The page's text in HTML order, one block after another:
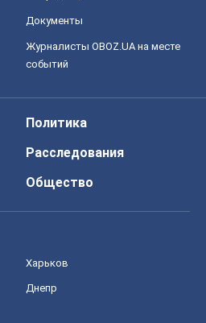
Документы
Журналисты OBOZ.UA на месте
событий
Политика
Расследования
Общество
Харьков
Днепр